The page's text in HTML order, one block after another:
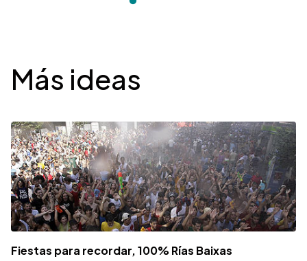
Desplegable
Más ideas
Fiestas para recordar, 100% Rías Baixas